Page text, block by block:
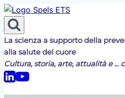
Salta
al
contenuto
La scienza a supporto della
alla salute del cuore
Cultura, storia, arte, attualità e ...